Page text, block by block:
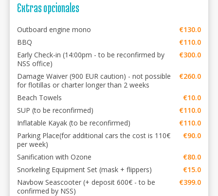
Extras opcionales
Outboard engine mono
€130.0
BBQ
€110.0
Early Check-in (14:00pm - to be reconfirmed by
NSS office)
€300.0
Damage Waiver (900 EUR caution) - not possible
for flotillas or charter longer than 2 weeks
€260.0
Beach Towels
€10.0
SUP (to be reconfirmed)
€110.0
Inflatable Kayak (to be reconfirmed)
€110.0
Parking Place(for additional cars the cost is 110€
per week)
€90.0
Sanification with Ozone
€80.0
Snorkeling Equipment Set (mask + flippers)
€15.0
Navbow Seascooter (+ deposit 600€ - to be
confirmed by NSS)
€399.0